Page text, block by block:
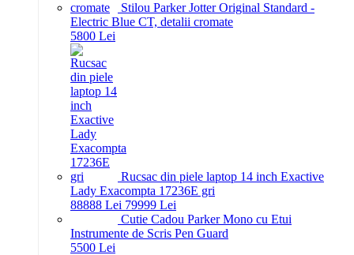
Stilou Parker Jotter Original Standard -
Electric Blue CT, detalii cromate
5800 Lei
Rucsac din piele laptop 14 inch Exactive
Lady Exacompta 17236E gri
88888 Lei 79999 Lei
Cutie Cadou Parker Mono cu Etui
Instrumente de Scris Pen Guard
5500 Lei